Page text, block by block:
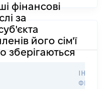
фінансові
за
його сім'ї
зберігаються